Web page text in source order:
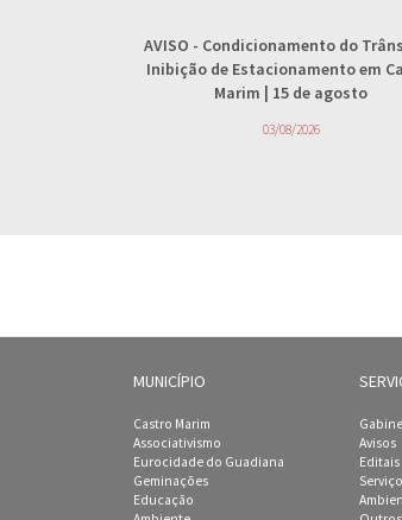
AVISO - Condicionamento do
Inibição de Estacionamento em
Marim | 15 de agosto
03/08/2026
MUNICÍPIO
Castro Marim
Associativismo
Eurocidade do Guadiana
Geminações
Educação
Avisos
Editais